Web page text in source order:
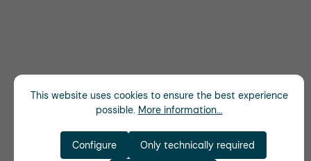
This website uses cookies to ensure the best experience
possible. More information...
Only technically required
Configure